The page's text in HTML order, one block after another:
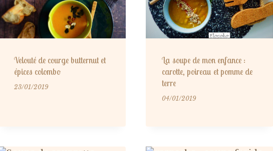
Velouté de courge butternut et
épices colombo
23/01/2019
La soupe de mon enfance :
carotte, poireau et pomme de
terre
04/01/2019